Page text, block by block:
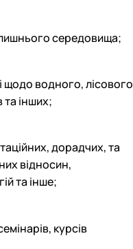
середовища;
щодо водного,
інших;
дорадчих, та
відносин,
та інше;
курсів